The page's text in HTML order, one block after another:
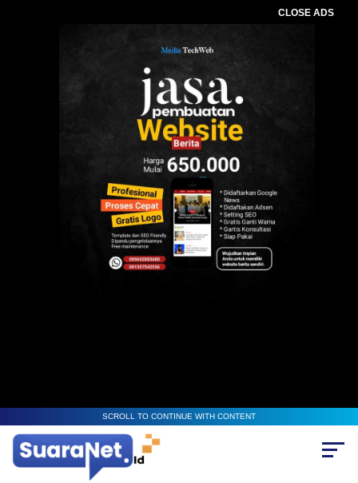
CLOSE ADS
SCROLL TO CONTINUE WITH CONTENT